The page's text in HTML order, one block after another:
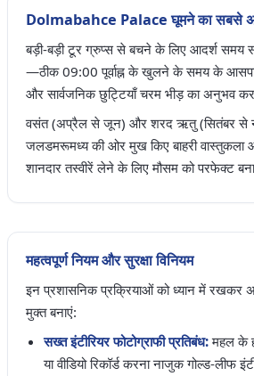
Dolmabahce Palace घूमने का सबसे
बड़ी-बड़ी टूर ग्रुप्स से बचने के लिए आदर्श समय
—ठीक 09:00 पूर्वाह्न के खुलने के समय के
और सार्वजनिक छुट्टियाँ चरम भीड़ का अनुभव
वसंत (अप्रैल से जून) और शरद ऋतु (सितंबर से
जलडमरूमध्य की ओर मुख किए बाहरी वास्तुकला
शानदार तस्वीरें लेने के लिए मौसम को परफेक्ट
महत्वपूर्ण नियम और सुरक्षा विनियम
इन प्रशासनिक प्रक्रियाओं को ध्यान में रखकर
मुक्त बनाएं:
सख्त इंटीरियर फोटोग्राफी प्रतिबंध:महल के
या वीडियो रिकॉर्ड करना नाजुक गोल्ड-लीफ